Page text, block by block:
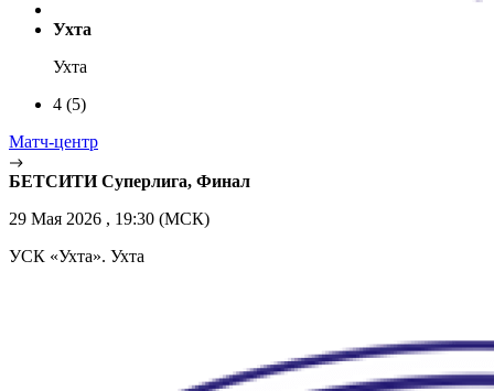
Ухта
Ухта
4 (5)
Матч-центр
БЕТСИТИ Суперлига, Финал
29 Мая 2026 , 19:30 (МСК)
УСК «Ухта». Ухта